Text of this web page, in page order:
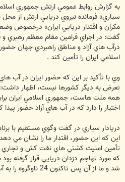
به گزارش روابط عمومي ارتش جمهوري اسلامي
سياري» فرمانده نيروي دريايي ارتش از
مكران و اقتدار دريايي ايران» درخصوص
گفت: در اجراي فرامين مقام معظم رهبري و
درآب هاي آزاد و مناطق راهبردي جهان حضور
اسلامي ايران را تأمين كند .
وي با تأكيد بر اين كه حضور ايران در آب
تعرض به ديگر كشورها نيست، اظهار داشت:
همه ملت هاست، جمهوري اسلامي ايران
اختيار را دارد كه در آب هاي آزاد حضور پيدا
دريادار سياري در گفت وگوي مستقيم با
اين كه اين حضور، اقتدار ما را نشان مي
تأمين امنيت كشتي هاي نفت كش و تجاري
كه مورد تهاجم دزدان دريايي قرار گرفته
شد و ما از آن پس تاكنون 24 ناوگروه را به آب هاي آزاد اعزام كرديم .